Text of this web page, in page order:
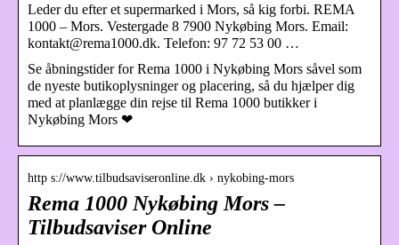
Leder du efter et supermarked i Mors, så kig forbi. REMA
1000 – Mors. Vestergade 8 7900 Nykøbing Mors. Email:
kontakt@rema1000.dk. Telefon: 97 72 53 00 …
Se åbningstider for Rema 1000 i Nykøbing Mors såvel som
de nyeste butikoplysninger og placering, så du hjælper dig
med at planlægge din rejse til Rema 1000 butikker i
Nykøbing Mors ❤
http s://www.tilbudsaviseronline.dk › nykobing-mors
Rema 1000 Nykøbing Mors –
Tilbudsaviser Online